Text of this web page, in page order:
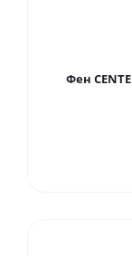
Фен